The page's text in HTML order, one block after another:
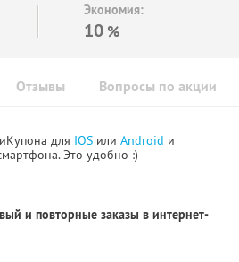
Экономия:
10 %
Отзывы Вопросы по акции
для IOS или Android и
Это удобно :)
и повторные заказы в интернет-